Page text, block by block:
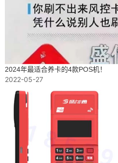
2024年最适合养卡的4款POS机！
2022-05-27